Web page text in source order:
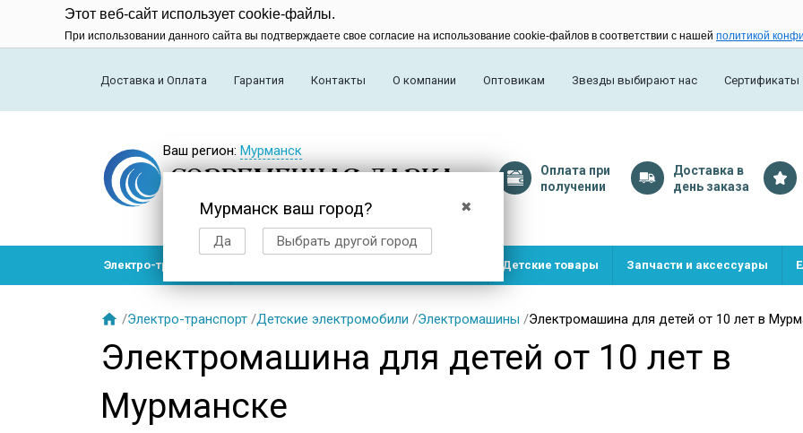
Этот веб-сайт использует cookie-файлы.
При использовании данного сайта вы подтверждаете свое согласие на использование cookie-файлов в соответствии с нашей политикой
Доставка и Оплата Гарантия Контакты О компании Оптовикам Звезды выбирают нас Сертификаты
Ваш регион:Мурманск
✖
Мурманск ваш город?
Да Выбрать другой город
Оплата при
получении
Доставка в
день заказа
Электро-транспорт Детские товары Запчасти и аксессуары
 /Электро-транспорт /Детские электромобили /Электромашины /Электромашина для детей от 10 лет в
Электромашина для детей от 10 лет в
Мурманске